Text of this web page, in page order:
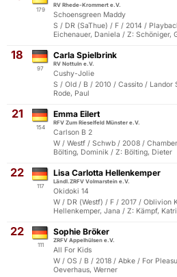
179
RV Rhede-Krommert e.V.
Schoensgreen Maddy
S / DR (SaThue) / F / 2014 /
Eichenauer, Daniela / Z: Schöniger,
18
97
Carla Spielbrink
RV Nottuln e.V.
Cushy-Jolie
S / Old / B / 2010 / Cassito / Landor
Rode, Paul
21
154
Emma Eilert
RFV Zum Rieselfeld Münster e.V.
Carlson B 2
W / Westf / Schwb / 2008 /
Bölting, Dominik / Z: Bölting, Dieter
22
117
Lisa Carlotta Hellenkemper
Ländl.ZRFV Volmarstein e.V.
Okidoki 14
W / DR (Westf) / F / 2017 / Oblivion
Hellenkemper, Jana / Z: Kämpf,
22
111
Sophie Bröker
ZRFV Appelhülsen e.V.
All For Kids
W / OS / B / 2018 / Abke / For
Oeverhaus, Werner